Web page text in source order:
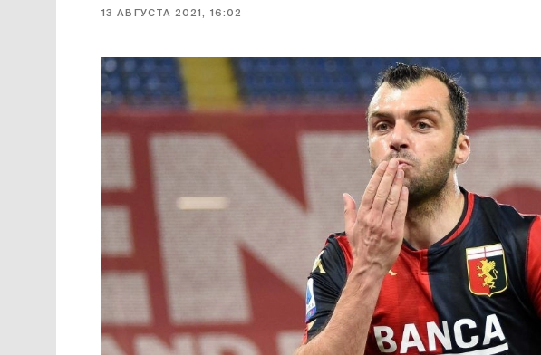
13 АВГУСТА 2021, 16:02